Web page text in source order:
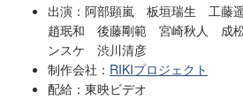
出演：阿部顕嵐 板垣瑞生 工
趙珉和 後藤剛範 宮崎秋人 成
ンスケ 渋川清彦
制作会社： RIKIプロジェクト
配給：東映ビデオ